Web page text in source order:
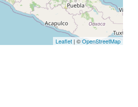
Leaflet | ©OpenStreetMap